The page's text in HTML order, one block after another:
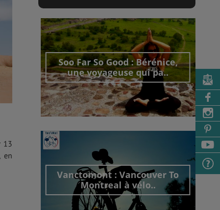
13
en
Soo Far So Good : Bérénice,
une voyageuse qui pa..
Vanctomont : Vancouver To
Montreal à vélo..